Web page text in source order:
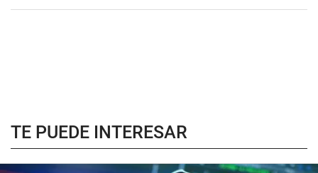
TE PUEDE INTERESAR